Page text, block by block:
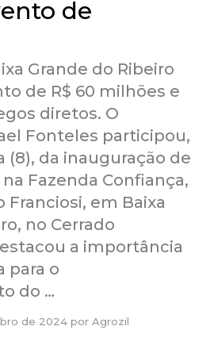
de
Grande do Ribeiro
de R$ 60 milhões e
diretos. O
Fonteles participou,
(8), da inauguração de
Fazenda Confiança,
Franciosi, em Baixa
no Cerrado
a importância
para o
do …
de 2024 por Agrozil